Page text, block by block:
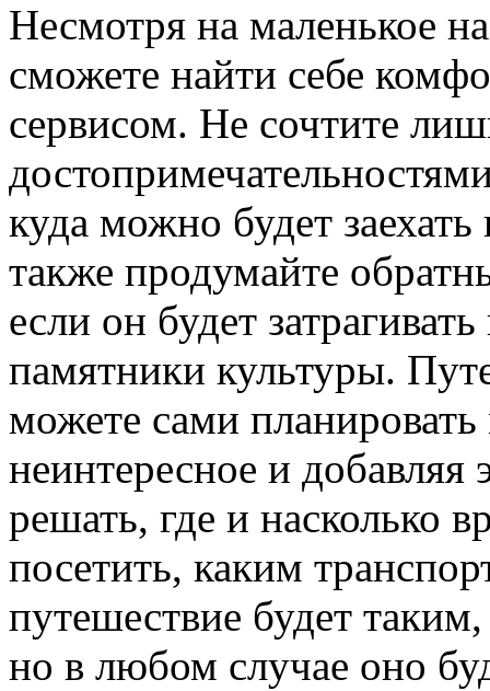
Несмотря на маленькое
сможете найти себе
сервисом. Не сочтите
куда можно будет
также продумайте
если он будет
памятники культуры.
можете сами
неинтересное и
решать, где и насколько
посетить, каким
путешествие будет
но в любом случае оно